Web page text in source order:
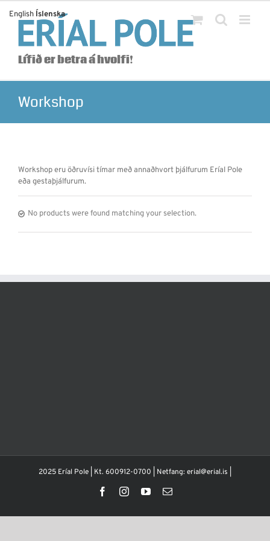
content
Lífið er betra á hvolfi!
Workshop
Workshop eru öðruvísi tímar með annaðhvort þjálfurum Eríal Pole
eða gestaþjálfurum.
No products were found matching your selection.
2025 Eríal Pole | Kt. 600912-0700 | Netfang: erial@erial.is |
FacebookInstagramYouTubeEmail
English Íslenska